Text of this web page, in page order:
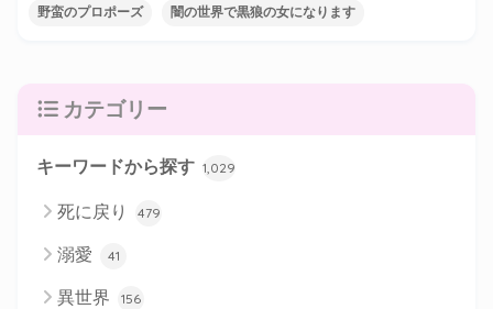
野蛮のプロポーズ 闇の世界で黒狼の女になります
カテゴリー
キーワードから探す 1,029
死に戻り 479
溺愛 41
異世界 156